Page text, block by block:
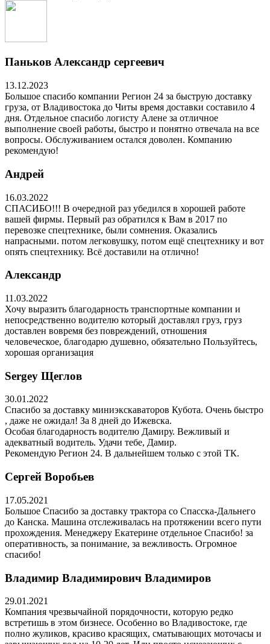
Паньков Александр сергеевич
13.12.2023
Большое спасибо компании Регион 24 за быструю доставку
груза, от Владивостока до Читы время доставки составило 4
дня. Отдельное спасибо логисту Алене за отличное
выполнение своей работы, быстро и понятно отвечала на все
вопросы. Обслуживанием остался доволен. Компанию
рекомендую!
Андрей
16.03.2022
СПАСИБО!!! В очередной раз убедился в хорошей работе
вашей фирмы. Первый раз обратился к Вам в 2017 по
перевозке спецтехнике, были сомнения. Оказались
напрасными. потом легковушку, потом ещё спецтехнику и вот
опять спецтехнику. Всё доставили на отлично!
Александр
11.03.2022
Хочу выразить благодарность транспортные компании и
непосредственно водителю который доставлял груз, груз
доставлен вовремя без повреждений, отношения
человеческое, благодарю душевно, обязательно Пользуйтесь,
хорошая организация
Sergey Щеглов
30.01.2022
Спасибо за доставку миниэкскаваторов Кубота. Очень быстро
, даже не ожидал! За 8 дней до Ижевска.
Особая благодарность водителю Дамиру. Вежливый и
адекватный водитель. Удачи тебе, Дамир.
Рекомендую Регион 24. В дальнейшем только с этой ТК.
Сергей Воробьев
17.05.2021
Большое Спасибо за доставку трактора со Спасска-Дальнего
до Канска. Машина отслеживалась на протяжении всего пути
прохождения. Менеджеру Екатерине отдельное Спасибо! за
оперативность, за понимание, за вежливость. Огромное
спасибо!
Владимир Владимирович Владимиров
29.01.2021
Компания чрезвычайной порядочности, которую редко
встретишь в этом бизнесе. Особенно во Владивостоке, где
полно жуликов, красиво красящих, сматывающих моточасы и